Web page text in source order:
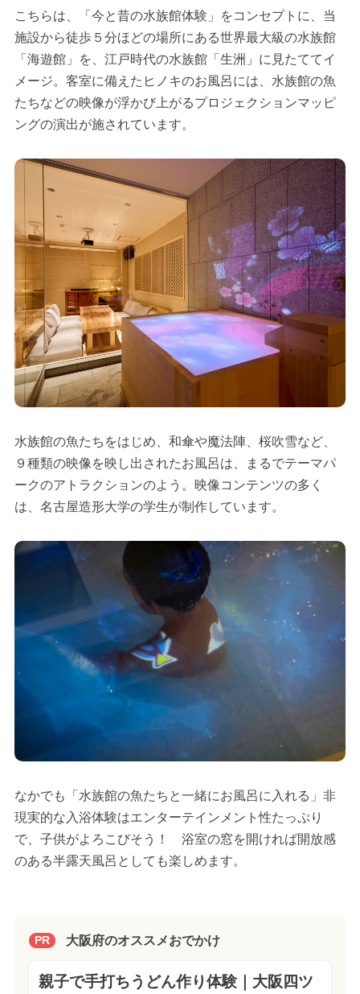
こちらは、「今と昔の水族館体験」をコンセプトに、当
施設から徒歩５分ほどの場所にある世界最大級の水族館
「海遊館」を、江戸時代の水族館「生洲」に見たててイ
メージ。客室に備えたヒノキのお風呂には、水族館の魚
たちなどの映像が浮かび上がるプロジェクションマッピ
ングの演出が施されています。
水族館の魚たちをはじめ、和傘や魔法陣、桜吹雪など、
９種類の映像を映し出されたお風呂は、まるでテーマパ
ークのアトラクションのよう。映像コンテンツの多く
は、名古屋造形大学の学生が制作しています。
なかでも「水族館の魚たちと一緒にお風呂に入れる」非
現実的な入浴体験はエンターテインメント性たっぷり
で、子供がよろこびそう！ 浴室の窓を開ければ開放感
のある半露天風呂としても楽しめます。
PR 大阪府のオススメおでかけ
親子で手打ちうどん作り体験｜大阪四ツ